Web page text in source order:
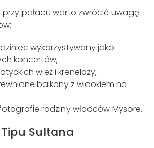
pałacu warto zwrócić uwagę
wykorzystywany jako
koncertów,
wież i krenelaży,
balkony z widokiem na
rodziny władców Mysore.
Sultana